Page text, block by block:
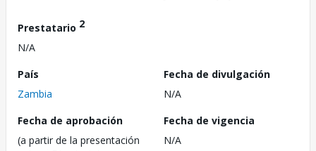
Prestatario 2
N/A
País
Zambia
Fecha de divulgación
N/A
Fecha de aprobación
(a partir de la presentación
Fecha de vigencia
N/A